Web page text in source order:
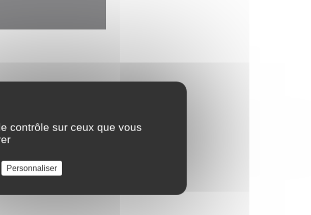
contrôle sur ceux que vous
Personnaliser